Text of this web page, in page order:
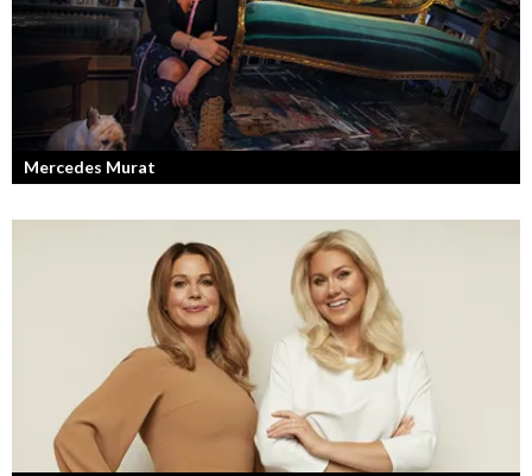
Mercedes Murat
Konstnären som balanserar känslofylld konst med hårt fysiskt arbete.